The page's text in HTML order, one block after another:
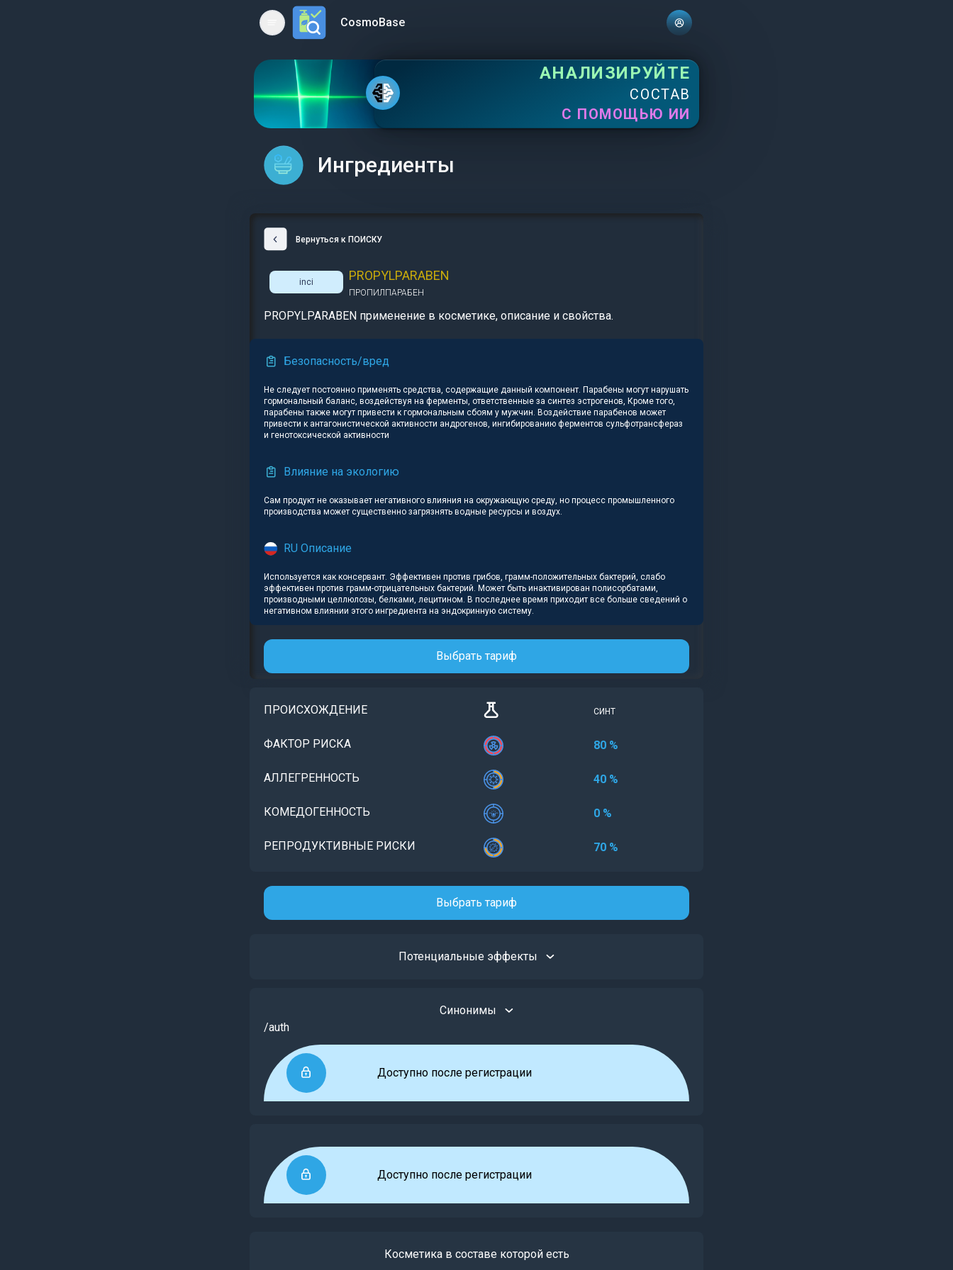
Open main menuCosmoBase
АНАЛИЗИРУЙТЕ
СОСТАВ
С ПОМОЩЬЮ ИИ
Ингредиенты
Вернуться к ПОИСКУ
inci PROPYLPARABEN
ПРОПИЛПАРАБЕН
PROPYLPARABEN применение в косметике, описание и свойства.
Безопасность/вред
Не следует постоянно применять средства, содержащие данный компонент. Парабены могут нарушать
гормональный баланс, воздействуя на ферменты, ответственные за синтез эстрогенов, Кроме того,
парабены также могут привести к гормональным сбоям у мужчин. Воздействие парабенов может
привести к антагонистической активности андрогенов, ингибированию ферментов сульфотрансфераз
и генотоксической активности
Влияние на экологию
Сам продукт не оказывает негативного влияния на окружающую среду, но процесс промышленного
производства может существенно загрязнять водные ресурсы и воздух.
RU Описание
Используется как консервант. Эффективен против грибов, грамм-положительных бактерий, слабо
эффективен против грамм-отрицательных бактерий. Может быть инактивирован полисорбатами,
производными целлюлозы, белками, лецитином. В последнее время приходит все больше сведений о
негативном влиянии этого ингредиента на эндокринную систему.
Выбрать тариф
ПРОИСХОЖДЕНИЕ СИНТ
ФАКТОР РИСКА 80 %
АЛЛЕГРЕННОСТЬ 40 %
КОМЕДОГЕННОСТЬ 0 %
РЕПРОДУКТИВНЫЕ РИСКИ 70 %
Выбрать тариф
Потенциальные эффекты
Синонимы
/auth
Доступно после регистрации
Доступно после регистрации
Косметика в составе которой есть